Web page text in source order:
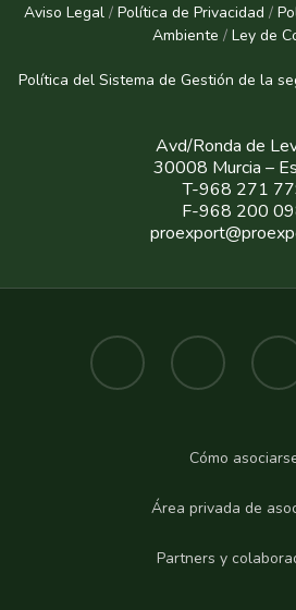
Aviso Legal / Política de Privacidad /
Ambiente / Ley de
Política del Sistema de Gestión de la
Avd/Ronda de
30008 Murcia –
T-968 271
F-968 200
Cómo
Área privada de
Partners y